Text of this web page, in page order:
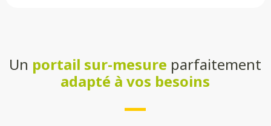
Un portail sur-mesure parfaitement
adapté à vos besoins